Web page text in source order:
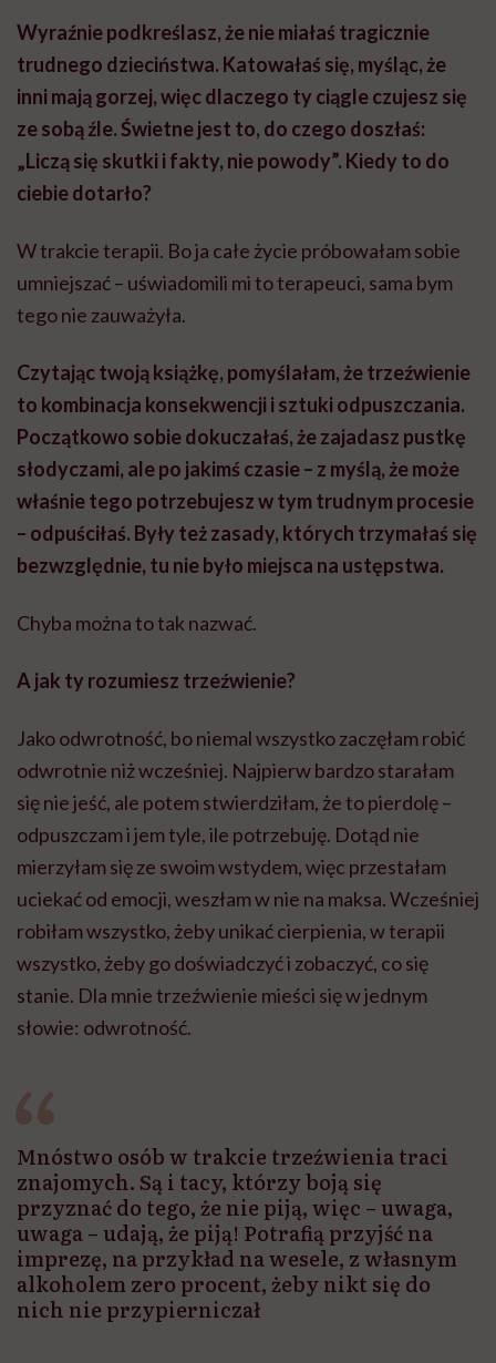
Wyraźnie podkreślasz, że nie miałaś tragicznie
trudnego dzieciństwa. Katowałaś się, myśląc, że
inni mają gorzej, więc dlaczego ty ciągle czujesz się
ze sobą źle. Świetne jest to, do czego doszłaś:
„Liczą się skutki i fakty, nie powody”. Kiedy to do
ciebie dotarło?
W trakcie terapii. Bo ja całe życie próbowałam sobie
umniejszać – uświadomili mi to terapeuci, sama bym
tego nie zauważyła.
Czytając twoją książkę, pomyślałam, że trzeźwienie
to kombinacja konsekwencji i sztuki odpuszczania.
Początkowo sobie dokuczałaś, że zajadasz pustkę
słodyczami, ale po jakimś czasie – z myślą, że może
właśnie tego potrzebujesz w tym trudnym procesie
– odpuściłaś. Były też zasady, których trzymałaś się
bezwzględnie, tu nie było miejsca na ustępstwa.
Chyba można to tak nazwać.
A jak ty rozumiesz trzeźwienie?
Jako odwrotność, bo niemal wszystko zaczęłam robić
odwrotnie niż wcześniej. Najpierw bardzo starałam
się nie jeść, ale potem stwierdziłam, że to pierdolę –
odpuszczam i jem tyle, ile potrzebuję. Dotąd nie
mierzyłam się ze swoim wstydem, więc przestałam
uciekać od emocji, weszłam w nie na maksa. Wcześniej
robiłam wszystko, żeby unikać cierpienia, w terapii
wszystko, żeby go doświadczyć i zobaczyć, co się
stanie. Dla mnie trzeźwienie mieści się w jednym
słowie: odwrotność.
Mnóstwo osób w trakcie trzeźwienia traci
znajomych. Są i tacy, którzy boją się
przyznać do tego, że nie piją, więc – uwaga,
uwaga – udają, że piją! Potrafią przyjść na
imprezę, na przykład na wesele, z własnym
alkoholem zero procent, żeby nikt się do
nich nie przypierniczał